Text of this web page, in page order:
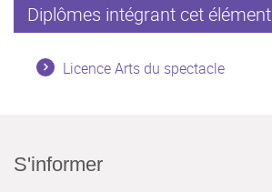
Diplômes intégrant cet élément
Licence Arts du spectacle
S'informer